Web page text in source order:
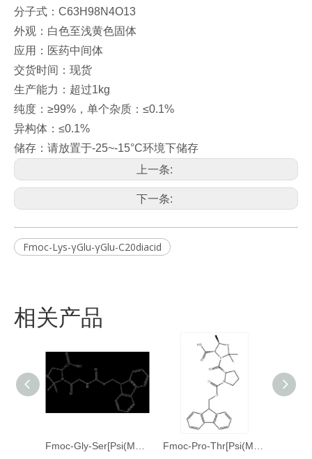
分子式：C63H98N4O13
外观：白色至浅黄色固体
应用：医药中间体
交货时间：现货
生产能力：超过1kg
纯度：≥99%，单个杂质：≤0.1%
异构体：≤0.1%
储存：请放置于-25~-15°C环境下储存
上一条:
下一条:
Fmoc-Lys-γGlu-γGlu-C20diacid
相关产品